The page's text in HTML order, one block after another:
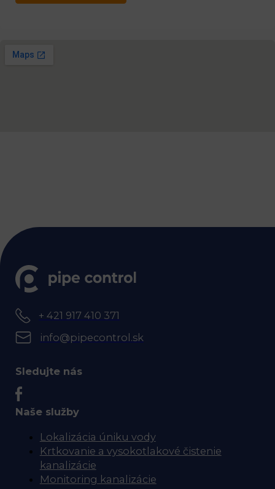
+ 421 917 410 371
info@pipecontrol.sk
Sledujte nás
Naše služby
Lokalizácia úniku vody
Krtkovanie a vysokotlakové čistenie
kanalizácie
Monitoring kanalizácie